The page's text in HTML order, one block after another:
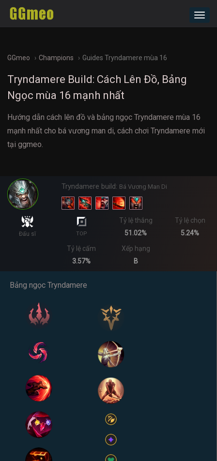
GGmeo Champions Guides Tryndamere mùa 16
Tryndamere Build: Cách Lên Đồ, Bảng
Ngọc mùa 16 mạnh nhất
Hướng dẫn cách lên đồ và bảng ngọc Tryndamere mùa 16
mạnh nhất cho bá vương man di, cách chơi Tryndamere mới
tại ggmeo.
Tryndamere build: Bá Vương Man Di
Đấu sĩ TOP
Tỷ lệ thắng
51.02%
Tỷ lệ chọn
5.24%
Tỷ lệ cấm
3.57%
Xếp hạng
B
Bảng ngọc Tryndamere